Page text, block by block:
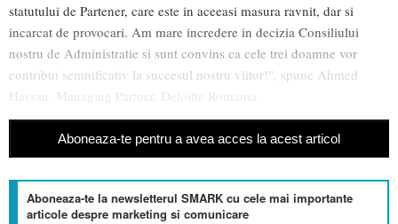
statutului de Partener, care este in aceeasi masura ravnit, dar si
incarcat de provocari. Am mare incredere in decizia Consiliului
nostru de Administratie si sunt convins ca cele trei doamne vor
contribui semnificativ la succesul nostru viitor!", spune Ahmed
Hassan, Managing Partner, Deloitte Romania.
Aboneaza-te pentru a avea acces la acest articol
Aboneaza-te la newsletterul SMARK cu cele mai importante
articole despre marketing si comunicare